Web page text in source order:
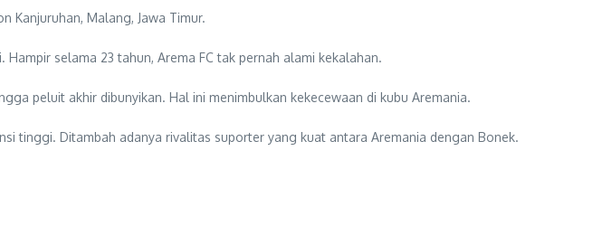
Kanjuruhan, Malang, Jawa Timur.
selama 23 tahun, Arema FC tak pernah alami kekalahan.
peluit akhir dibunyikan. Hal ini menimbulkan kekecewaan di kubu Aremania.
tinggi. Ditambah adanya rivalitas suporter yang kuat antara Aremania dengan Bonek.